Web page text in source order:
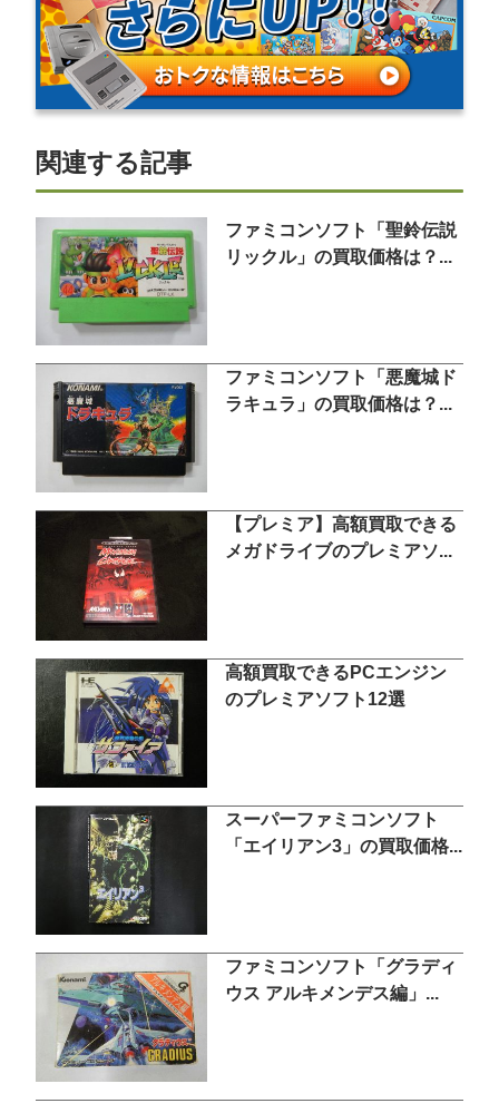
関連する記事
ファミコンソフト「聖鈴伝説
リックル」の買取価格は？...
ファミコンソフト「悪魔城ド
ラキュラ」の買取価格は？...
【プレミア】高額買取できる
メガドライブのプレミアソ...
高額買取できるPCエンジン
のプレミアソフト12選
スーパーファミコンソフト
「エイリアン3」の買取価格...
ファミコンソフト「グラディ
ウス アルキメンデス編」...